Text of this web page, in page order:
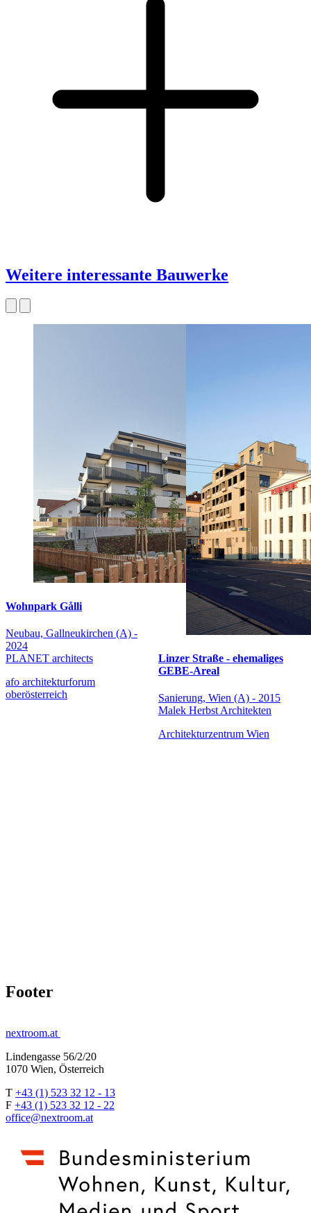
Weitere interessante Bauwerke
Wohnpark Gålli
Neubau, Gallneukirchen (A) -
2024
PLANET architects
afo architekturforum
oberösterreich
Linzer Straße - ehemaliges
GEBE-Areal
Sanierung, Wien (A) - 2015
Malek Herbst Architekten
Architekturzentrum Wien
Footer
nextroom.at
Lindengasse 56/2/20
1070 Wien, Österreich
T +43 (1) 523 32 12 - 13
F +43 (1) 523 32 12 - 22
office@nextroom.at